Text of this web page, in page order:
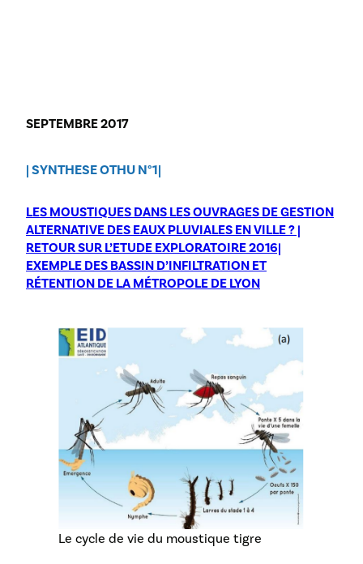
SEPTEMBRE 2017
| SYNTHESE OTHU N°1|
LES MOUSTIQUES DANS LES OUVRAGES DE GESTION
ALTERNATIVE DES EAUX PLUVIALES EN VILLE ? |
RETOUR SUR L’ETUDE EXPLORATOIRE 2016|
EXEMPLE DES BASSIN D’INFILTRATION ET
RÉTENTION DE LA MÉTROPOLE DE LYON
Le cycle de vie du moustique tigre